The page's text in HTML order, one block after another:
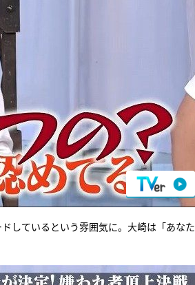
しているという雰囲気に。大崎は「あなた